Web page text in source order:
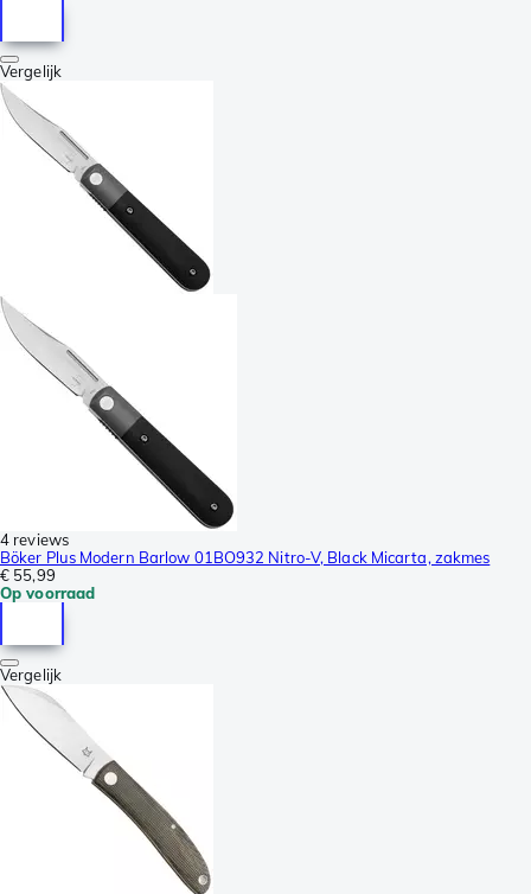
Vergelijk
4 reviews
Böker Plus Modern Barlow 01BO932 Nitro-V, Black Micarta, zakmes
€ 55,99
Op voorraad
Vergelijk